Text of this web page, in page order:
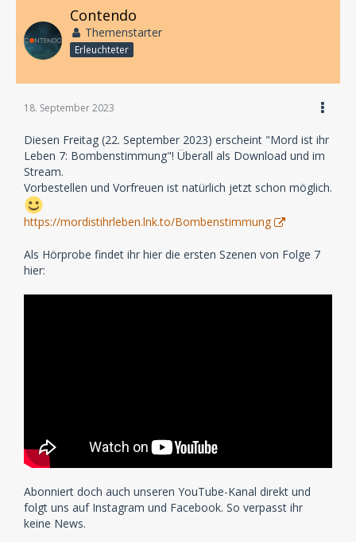
Contendo
Themenstarter
Erleuchteter
18. September 2023
Diesen Freitag (22. September 2023) erscheint "Mord ist ihr
Leben 7: Bombenstimmung"! Überall als Download und im
Stream.
Vorbestellen und Vorfreuen ist natürlich jetzt schon möglich.
https://mordistihrleben.lnk.to/Bombenstimmung
Als Hörprobe findet ihr hier die ersten Szenen von Folge 7
hier:
Abonniert doch auch unseren YouTube-Kanal direkt und
folgt uns auf Instagram und Facebook. So verpasst ihr
keine News.